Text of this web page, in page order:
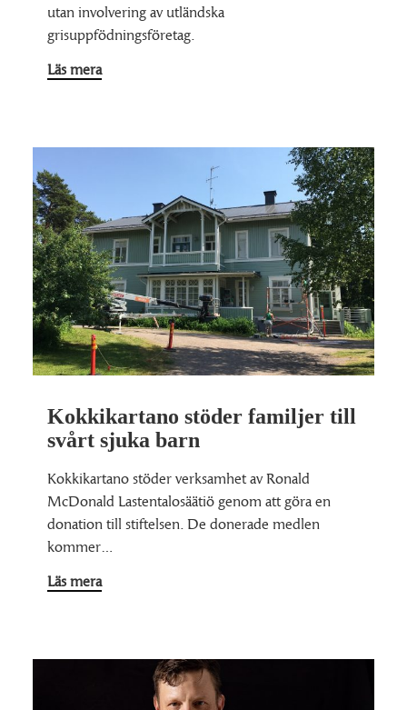
utan involvering av utländska
grisuppfödningsföretag.
Läs mera
Kokkikartano stöder familjer till
svårt sjuka barn
Kokkikartano stöder verksamhet av Ronald
McDonald Lastentalosäätiö genom att göra en
donation till stiftelsen. De donerade medlen
kommer…
Läs mera